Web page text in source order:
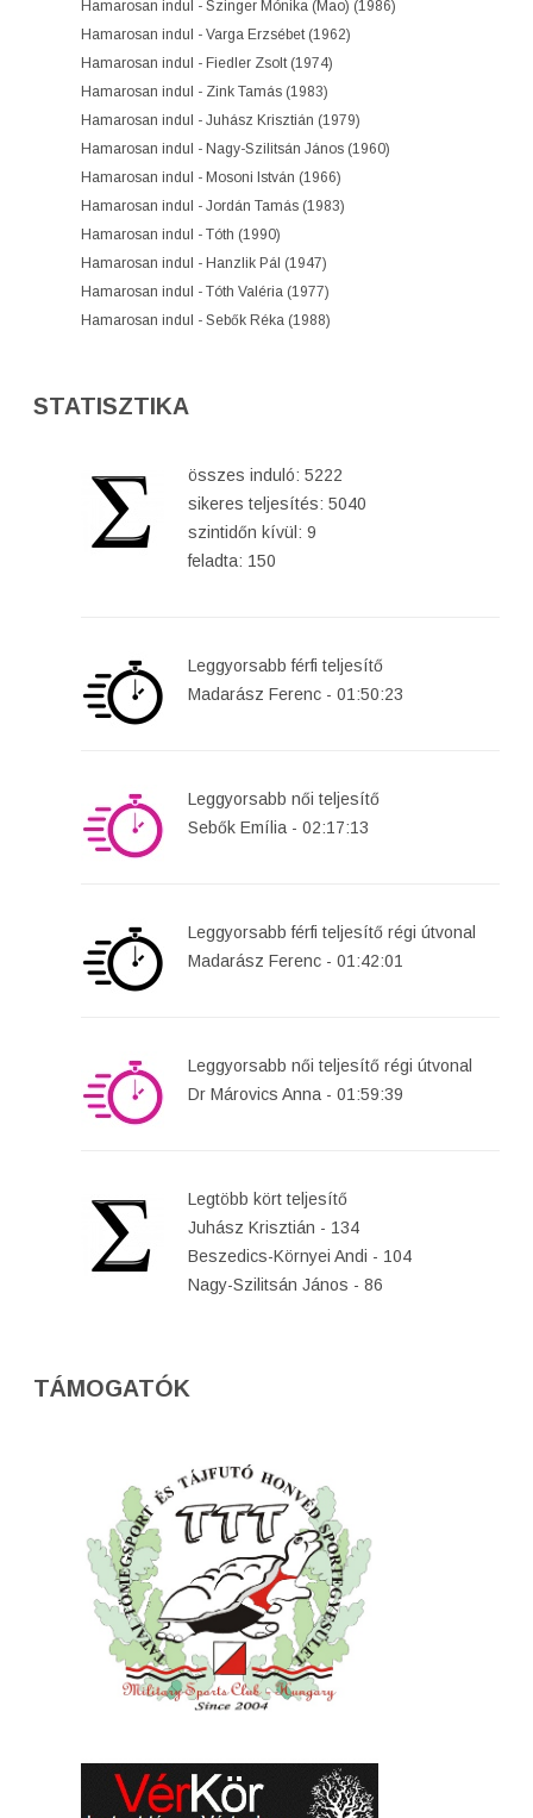
Hamarosan indul - Szinger Mónika (Mao) (1986)
Hamarosan indul - Varga Erzsébet (1962)
Hamarosan indul - Fiedler Zsolt (1974)
Hamarosan indul - Zink Tamás (1983)
Hamarosan indul - Juhász Krisztián (1979)
Hamarosan indul - Nagy-Szilitsán János (1960)
Hamarosan indul - Mosoni István (1966)
Hamarosan indul - Jordán Tamás (1983)
Hamarosan indul - Tóth (1990)
Hamarosan indul - Hanzlik Pál (1947)
Hamarosan indul - Tóth Valéria (1977)
Hamarosan indul - Sebők Réka (1988)
STATISZTIKA
összes induló: 5222
sikeres teljesítés: 5040
szintidőn kívül: 9
feladta: 150
Leggyorsabb férfi teljesítő
Madarász Ferenc - 01:50:23
Leggyorsabb női teljesítő
Sebők Emília - 02:17:13
Leggyorsabb férfi teljesítő régi útvonal
Madarász Ferenc - 01:42:01
Leggyorsabb női teljesítő régi útvonal
Dr Márovics Anna - 01:59:39
Legtöbb kört teljesítő
Juhász Krisztián - 134
Beszedics-Környei Andi - 104
Nagy-Szilitsán János - 86
TÁMOGATÓK